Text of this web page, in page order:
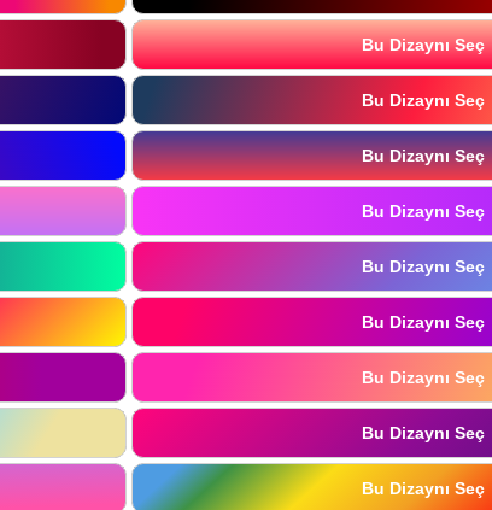
Bu Dizaynı Seç
Bu Dizaynı Seç
Bu Dizaynı Seç
Bu Dizaynı Seç
Bu Dizaynı Seç
Bu Dizaynı Seç
Bu Dizaynı Seç
Bu Dizaynı Seç
Bu Dizaynı Seç